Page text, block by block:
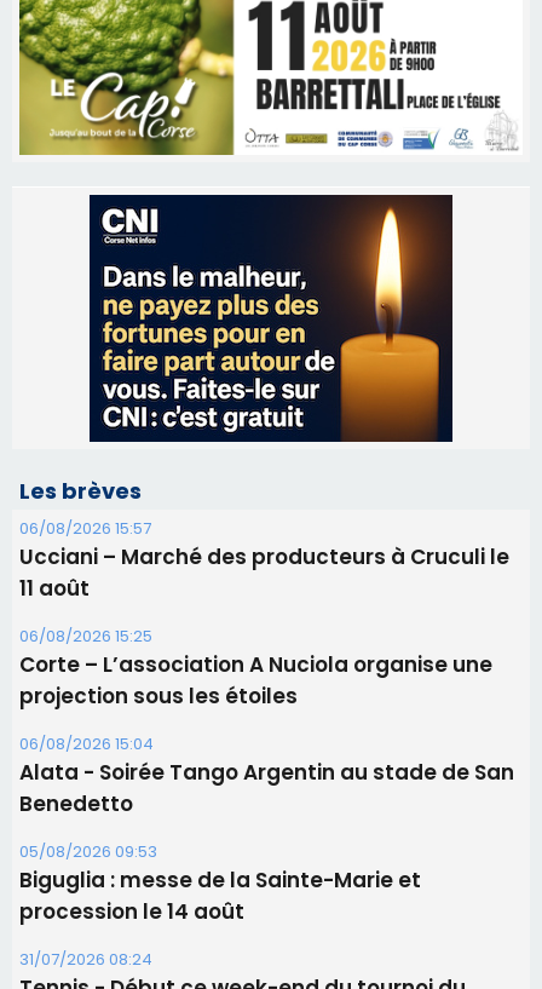
Les brèves
06/08/2026 15:57
Ucciani – Marché des producteurs à Cruculi le
11 août
06/08/2026 15:25
Corte – L’association A Nuciola organise une
projection sous les étoiles
06/08/2026 15:04
Alata - Soirée Tango Argentin au stade de San
Benedetto
05/08/2026 09:53
Biguglia : messe de la Sainte-Marie et
procession le 14 août
31/07/2026 08:24